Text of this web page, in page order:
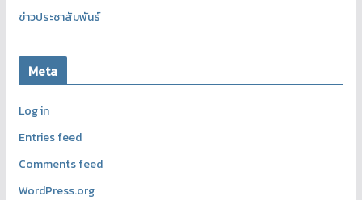
ข่าวประชาสัมพันธ์
Meta
Log in
Entries feed
Comments feed
WordPress.org